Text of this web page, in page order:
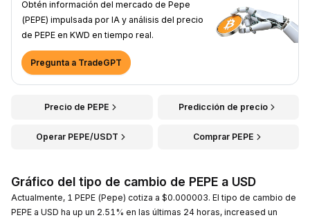
Obtén información del mercado de Pepe
(PEPE) impulsada por IA y análisis del precio
de PEPE en KWD en tiempo real.
Pregunta a TradeGPT
Precio de PEPE Predicción de precio
Operar PEPE/USDT Comprar PEPE
Gráfico del tipo de cambio de PEPE a USD
Actualmente, 1 PEPE (Pepe) cotiza a $0.000003. El tipo de cambio de
PEPE a USD ha up un 2.51% en las últimas 24 horas, increased un